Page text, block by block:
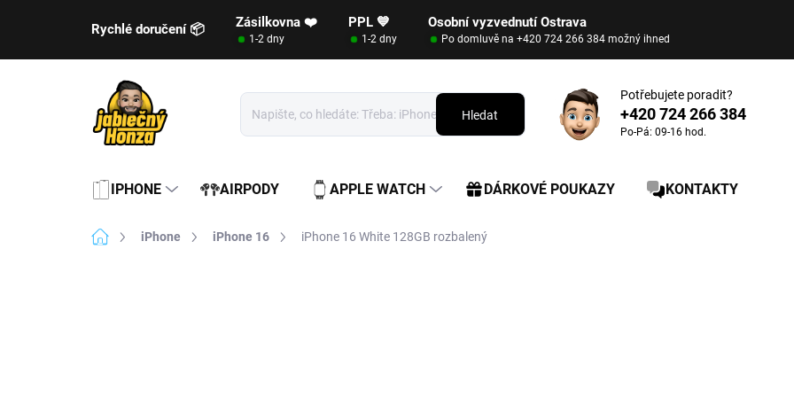
Rychlé doručení 📦 Zásilkovna ❤️ PPL 💙 Osobní vyzvednutí Ostrava
1-2 dny 1-2 dny Po domluvě na +420 724 266 384 možný ihned
Hledat
Potřebujete poradit?
+420 724 266 384
Po-Pá: 09-16 hod.
IPHONE AIRPODY APPLE WATCH DÁRKOVÉ POUKAZY KONTAKTY
Domů iPhone iPhone 16 iPhone 16 White 128GB rozbalený